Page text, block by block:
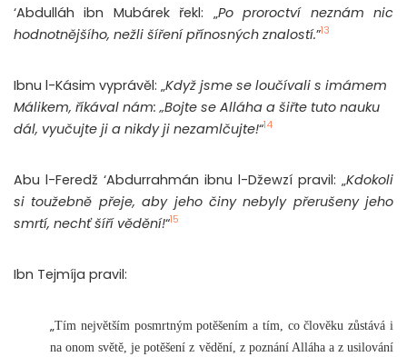
‘Abdulláh ibn Mubárek řekl: „Po proroctví neznám nic
hodnotnějšího, nežli šíření přínosných znalostí.”13
Ibnu l-Kásim vyprávěl: „Když jsme se loučívali s imámem
Málikem, říkával nám: „Bojte se Alláha a šiřte tuto nauku
dál, vyučujte ji a nikdy ji nezamlčujte!“14
Abu l-Feredž ‘Abdurrahmán ibnu l-Džewzí pravil: „Kdokoli
si toužebně přeje, aby jeho činy nebyly přerušeny jeho
smrtí, nechť šíří vědění!“15
Ibn Tejmíja pravil:
„Tím největším posmrtným potěšením a tím, co člověku zůstává i
na onom světě, je potěšení z vědění, z poznání Alláha a z usilování